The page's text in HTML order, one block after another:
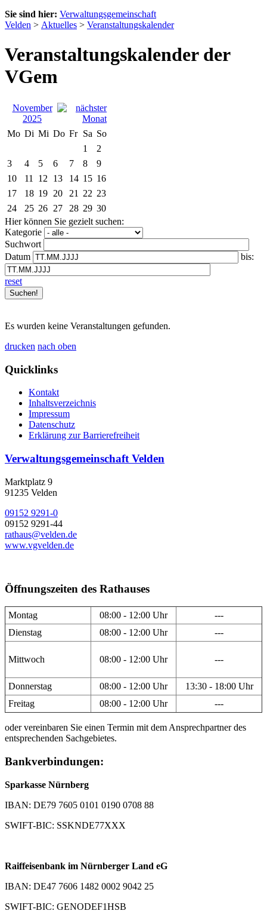
Sie sind hier: Verwaltungsgemeinschaft
Velden > Aktuelles > Veranstaltungskalender
Veranstaltungskalender der
VGem
November
2025
Mo Di Mi Do Fr Sa So
1
2
3
4 5 6 7 8
9
10
11 12 13 14 15 16
17
18 19 20 21 22 23
24
25 26 27 28 29 30
Hier können Sie gezielt suchen:
Kategorie
Suchwort
Datum
bis:
reset
Es wurden keine Veranstaltungen gefunden.
drucken nach oben
Quicklinks
Kontakt
Inhaltsverzeichnis
Impressum
Datenschutz
Erklärung zur Barrierefreiheit
Verwaltungsgemeinschaft Velden
Marktplatz 9
91235 Velden
09152 9291-0
09152 9291-44
rathaus@velden.de
www.vgvelden.de
Öffnungszeiten des Rathauses
Montag 08:00 - 12:00 Uhr
---
Dienstag
08:00 - 12:00 Uhr ---
Mittwoch 08:00 - 12:00 Uhr ---
Donnerstag 08:00 - 12:00 Uhr
13:30 - 18:00 Uhr
Freitag
08:00 - 12:00 Uhr ---
oder vereinbaren Sie einen Termin mit dem Ansprechpartner des
entsprechenden Sachgebietes.
Bankverbindungen:
Sparkasse Nürnberg
IBAN: DE79 7605 0101 0190 0708 88
SWIFT-BIC: SSKNDE77XXX
Raiffeisenbank im Nürnberger Land eG
IBAN: DE47 7606 1482 0002 9042 25
SWIFT-BIC: GENODEF1HSB